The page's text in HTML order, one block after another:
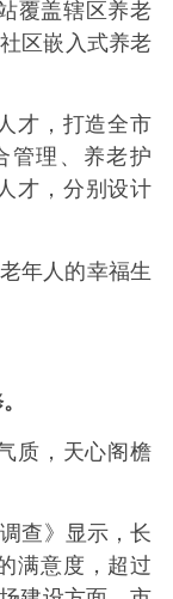
覆盖辖区养老
区嵌入式养老
才，打造全市
管理、养老护
才，分别设计
年人的幸福生
质，天心阁檐
查》显示，长
满意度，超过